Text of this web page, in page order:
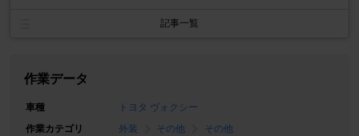
記事一覧
作業データ
車種
トヨタ ヴォクシー
作業カテゴリ
外装 その他
その他